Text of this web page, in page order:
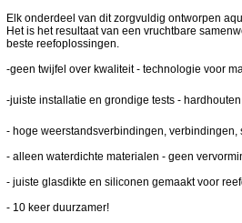
technologieÃÂ«n
gecombineerd
jarenlange
Elk onderdeel van dit zorgvuldig ontworpen
Het is het resultaat van een vruchtbare
beste reefoplossingen.
-geen twijfel over kwaliteit - technologie voor
-juiste installatie en grondige tests -
- hoge weerstandsverbindingen, verbindingen,
- alleen waterdichte materialen - geen
- juiste glasdikte en siliconen gemaakt voor
- 10 keer duurzamer!